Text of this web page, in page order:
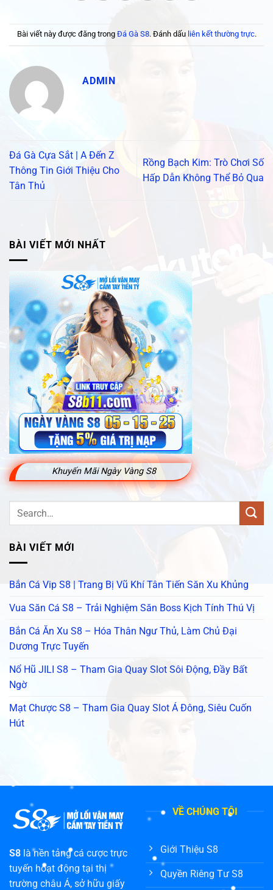
Bài viết này được đăng trong Đá Gà S8. Đánh dấu liên kết thường trực.
ADMIN
Đá Gà Cựa Sắt | A Đến Z
Thông Tin Giới Thiệu Cho
Tân Thủ
Rồng Bạch Kim: Trò Chơi Số
Hấp Dẫn Không Thể Bỏ Qua
BÀI VIẾT MỚI NHẤT
Khuyến Mãi Ngày Vàng S8
BÀI VIẾT MỚI
Bắn Cá Vip S8 | Trang Bị Vũ Khí Tân Tiến Săn Xu Khủng
Vua Săn Cá S8 – Trải Nghiệm Săn Boss Kịch Tính Thú Vị
Bắn Cá Ăn Xu S8 – Hóa Thân Ngư Thủ, Làm Chủ Đại
Dương Trực Tuyến
Nổ Hũ JILI S8 – Tham Gia Quay Slot Sôi Động, Đầy Bất
Ngờ
Mạt Chược S8 – Tham Gia Quay Slot Á Đông, Siêu Cuốn
Hút
S8 là nền tảng cá cược trực
tuyến hoạt động tại thị
trường châu Á, sở hữu giấy
VỀ CHÚNG TÔI
Giới Thiệu S8
Quyền Riêng Tư S8